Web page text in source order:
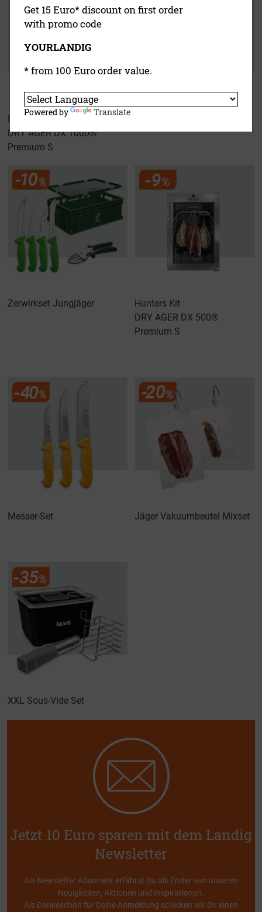
Hunters Kit
DRY AGER DX 1000®
Premium S
Zerwirkset Jungjäger
Hunters Kit
DRY AGER DX 500®
Premium S
Messer-Set Jäger Vakuumbeutel Mixset
XXL Sous-Vide Set
Jetzt 10 Euro sparen mit dem Landig
Newsletter
Als Newsletter Abonnent erfährst Du als Erster von unseren
Neuigkeiten, Aktionen und Inspirationen.
Als Dankeschön für Deine Anmeldung schicken wir Dir einen
Get 15 Euro* discount on first order
with promo code
YOURLANDIG
* from 100 Euro order value.
Powered by Translate